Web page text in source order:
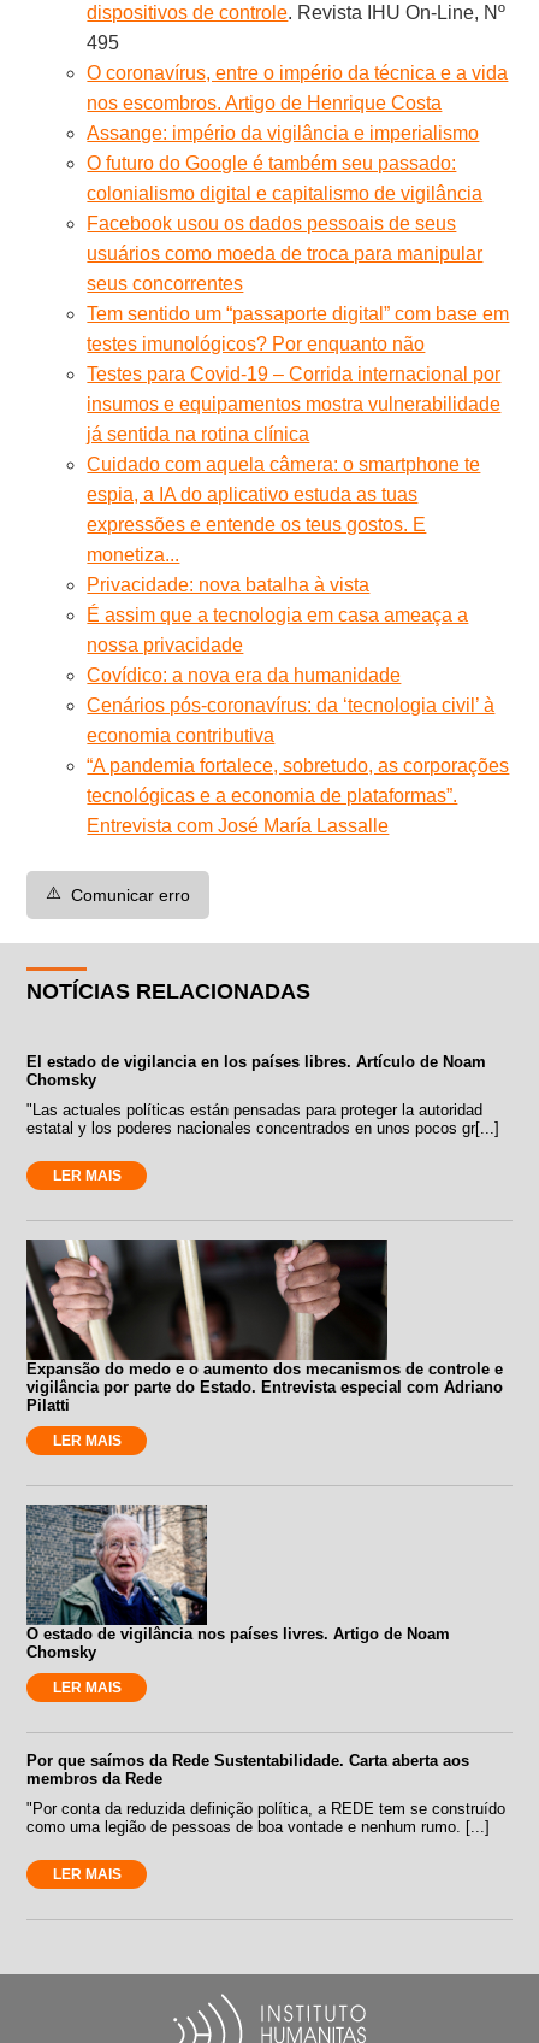
dispositivos de controle. Revista IHU On-Line, Nº
495
O coronavírus, entre o império da técnica e a vida
nos escombros. Artigo de Henrique Costa
Assange: império da vigilância e imperialismo
O futuro do Google é também seu passado:
colonialismo digital e capitalismo de vigilância
Facebook usou os dados pessoais de seus
usuários como moeda de troca para manipular
seus concorrentes
Tem sentido um “passaporte digital” com base em
testes imunológicos? Por enquanto não
Testes para Covid-19 – Corrida internacional por
insumos e equipamentos mostra vulnerabilidade
já sentida na rotina clínica
Cuidado com aquela câmera: o smartphone te
espia, a IA do aplicativo estuda as tuas
expressões e entende os teus gostos. E
monetiza...
Privacidade: nova batalha à vista
É assim que a tecnologia em casa ameaça a
nossa privacidade
Covídico: a nova era da humanidade
Cenários pós-coronavírus: da ‘tecnologia civil’ à
economia contributiva
“A pandemia fortalece, sobretudo, as corporações
tecnológicas e a economia de plataformas”.
Entrevista com José María Lassalle
⚠️ Comunicar erro
NOTÍCIAS RELACIONADAS
El estado de vigilancia en los países libres. Artículo de Noam
Chomsky
"Las actuales políticas están pensadas para proteger la autoridad
estatal y los poderes nacionales concentrados en unos pocos gr[...]
LER MAIS
Expansão do medo e o aumento dos mecanismos de controle e
vigilância por parte do Estado. Entrevista especial com Adriano
Pilatti
LER MAIS
O estado de vigilância nos países livres. Artigo de Noam
Chomsky
LER MAIS
Por que saímos da Rede Sustentabilidade. Carta aberta aos
membros da Rede
"Por conta da reduzida definição política, a REDE tem se construído
como uma legião de pessoas de boa vontade e nenhum rumo. [...]
LER MAIS